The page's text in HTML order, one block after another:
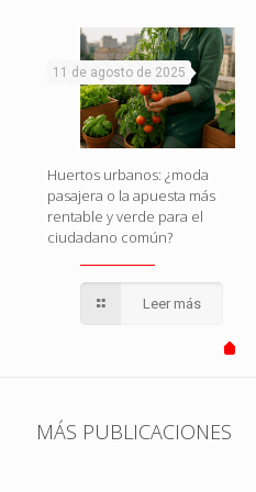
11 de agosto de 2025
Huertos urbanos: ¿moda
pasajera o la apuesta más
rentable y verde para el
ciudadano común?
Leer más
MÁS PUBLICACIONES